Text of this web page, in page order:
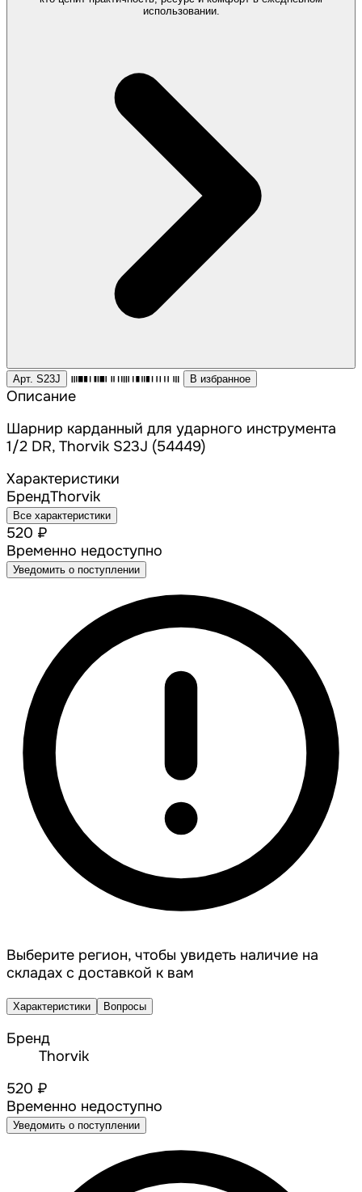
использовании.
Арт. S23J В избранное
Описание
Шарнир карданный для ударного инструмента
1/2 DR, Thorvik S23J (54449)
Характеристики
БрендThorvik
Все характеристики
520 ₽
Временно недоступно
Уведомить о поступлении
Выберите регион, чтобы увидеть наличие на
складах с доставкой к вам
Характеристики Вопросы
Бренд
Thorvik
520 ₽
Временно недоступно
Уведомить о поступлении